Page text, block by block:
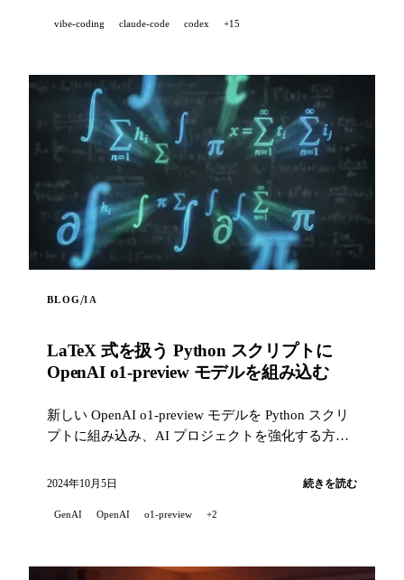
指すための取り組み。
vibe-coding claude-code codex +15
BLOG/IA
LaTeX 式を扱う Python スクリプトに
OpenAI o1-preview モデルを組み込む
新しい OpenAI o1-preview モデルを Python スクリ
プトに組み込み、AI プロジェクトを強化する方法
ピングでプロンプトにウェブ内容を組み込み、モ
い Unicode テキストに変換します。
2024年10月5日 続きを読む
GenAI OpenAI o1-preview +2